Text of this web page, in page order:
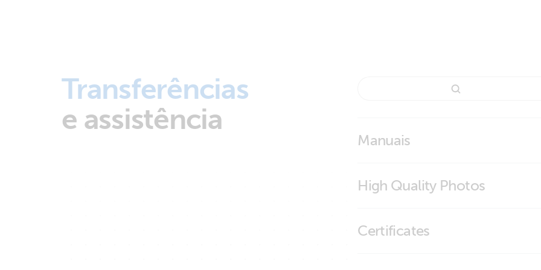
Transferências
e assistência
Manuais
High Quality Photos
Rubber bumper for Blue Smart IP65
Certificates